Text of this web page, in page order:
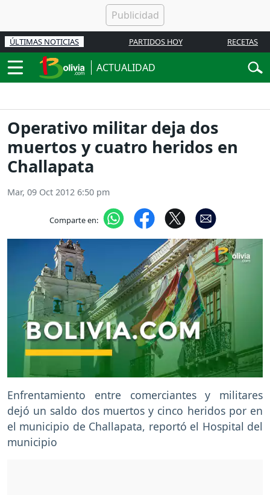
ÚLTIMAS NOTICIAS PARTIDOS HOY RECETAS
ACTUALIDAD
Operativo militar deja dos
muertos y cuatro heridos en
Challapata
Mar, 09 Oct 2012 6:50 pm
Comparte en:
Enfrentamiento entre comerciantes y militares
dejó un saldo dos muertos y cinco heridos por en
el municipio de Challapata, reportó el Hospital del
municipio